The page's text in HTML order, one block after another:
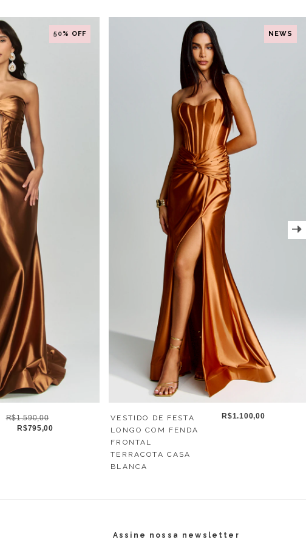
50% OFF
R$1.590,00
R$795,00
NEWS
VESTIDO DE FESTA
LONGO COM FENDA
FRONTAL
TERRACOTA CASA
BLANCA
R$1.100,00
Assine nossa newsletter